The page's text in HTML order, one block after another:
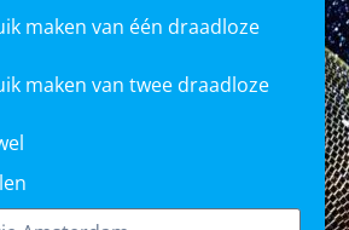
maken van één draadloze
maken van twee draadloze